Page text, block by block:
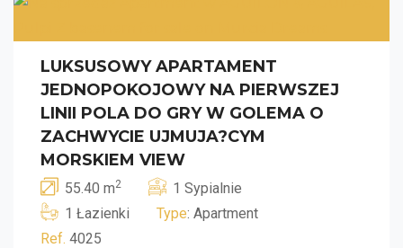
LUKSUSOWY APARTAMENT
JEDNOPOKOJOWY NA PIERWSZEJ
LINII POLA DO GRY W GOLEMA O
ZACHWYCIE UJMUJA?CYM
MORSKIEM VIEW
55.40 m2
1 Sypialnie
1 Łazienki
Type: Apartment
Ref. 4025